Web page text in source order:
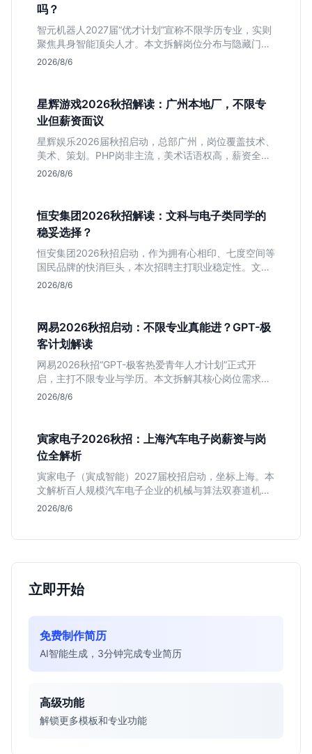
吗？
智元机器人2027届“优才计划”宣称不限学历专业，实则
聚焦具身智能顶尖人才。本文拆解岗位分布与隐藏门
槛，分析算法、仿真等核心方向，帮你判断是否值得投
2026/8/6
星辉游戏2026秋招解读：广州本地厂，不限专
业但薪资面议
星辉娱乐2026届秋招启动，总部广州，岗位覆盖技术、
美术、策划。PHP岗非主流，美术话语权高，薪资全面
面议。适合想接触项目全流程的应届生，追求大厂光环
2026/8/6
恒安集团2026秋招解读：文科与电子类同学的
稳妥选择？
恒安集团2026秋招启动，作为拥有心相印、七度空间等
国民品牌的快消巨头，本次招聘主打职业稳定性。文章
深度解析管培生项目，明确文商科主攻品牌营销、理工
2026/8/6
网易2026秋招启动：不限专业真能进？GPT-极
客计划解读
网易2026秋招“GPT-极客热爱青年人才计划”正式开
启，主打不限专业与学历。本文拆解其核心岗位需求
（技术研发、游戏策划、算法），分析非科班同学的投
2026/8/6
寅家电子2026秋招：上海汽车电子岗薪资与岗
位全解析
寅家电子（寅成智能）2027届校招启动，坐标上海。本
文解析百人规模汽车电子企业的机械与算法双赛道机
会，分析薪资面议背后的含金量及应届生成长路径，助
2026/8/6
立即开始
免费制作简历
AI智能生成，3分钟完成专业简历
高级功能
解锁更多模板和专业功能